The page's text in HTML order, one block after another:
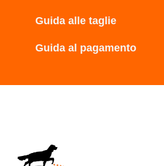
Guida alle taglie
Guida al pagamento